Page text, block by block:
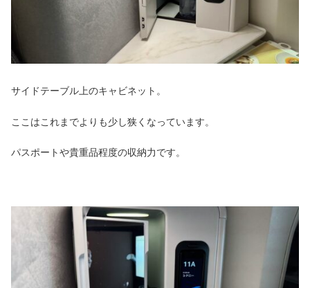
サイドテーブル上のキャビネット。
ここはこれまでよりも少し狭くなっています。
パスポートや貴重品程度の収納力です。